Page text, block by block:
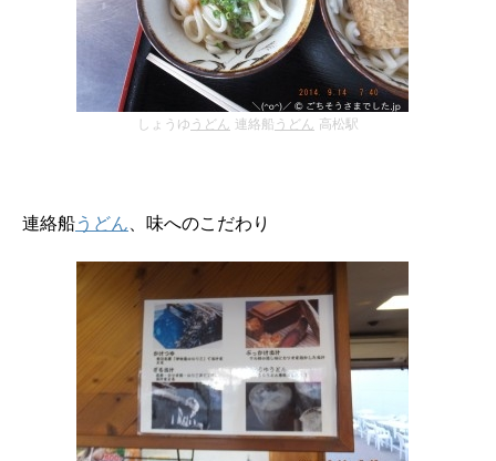
しょうゆ うどん 連絡船 うどん 高松駅
連絡船うどん、味へのこだわり